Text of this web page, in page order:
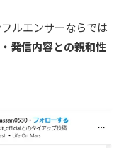
ルエンサーならでは
発信内容との親和性